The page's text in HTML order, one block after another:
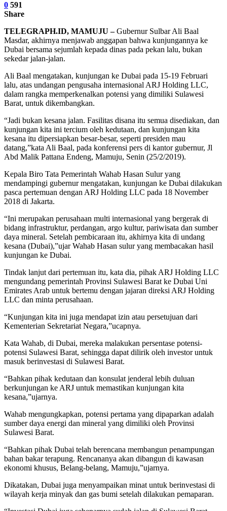
0 591
Share
TELEGRAPH.ID, MAMUJU –Gubernur Sulbar Ali Baal
Masdar, akhirnya menjawab anggapan bahwa kunjungannya ke
Dubai bersama sejumlah kepada dinas pada pekan lalu, bukan
sekedar jalan-jalan.
Ali Baal mengatakan, kunjungan ke Dubai pada 15-19 Februari
lalu, atas undangan pengusaha internasional ARJ Holding LLC,
dalam rangka memperkenalkan potensi yang dimiliki Sulawesi
Barat, untuk dikembangkan.
“Jadi bukan kesana jalan. Fasilitas disana itu semua disediakan, dan
kunjungan kita ini tercium oleh kedutaan, dan kunjungan kita
kesana itu dipersiapkan besar-besar, seperti presiden mau
datang,”kata Ali Baal, pada konferensi pers di kantor gubernur, Jl
Abd Malik Pattana Endeng, Mamuju, Senin (25/2/2019).
Kepala Biro Tata Pemerintah Wahab Hasan Sulur yang
mendampingi gubernur mengatakan, kunjungan ke Dubai dilakukan
pasca pertemuan dengan ARJ Holding LLC pada 18 November
2018 di Jakarta.
“Ini merupakan perusahaan multi internasional yang bergerak di
bidang infrastruktur, perdangan, argo kultur, pariwisata dan sumber
daya mineral. Setelah pembicaraan itu, akhirnya kita di undang
kesana (Dubai),”ujar Wahab Hasan sulur yang membacakan hasil
kunjungan ke Dubai.
Tindak lanjut dari pertemuan itu, kata dia, pihak ARJ Holding LLC
mengundang pemerintah Provinsi Sulawesi Barat ke Dubai Uni
Emirates Arab untuk bertemu dengan jajaran direksi ARJ Holding
LLC dan minta perusahaan.
“Kunjungan kita ini juga mendapat izin atau persetujuan dari
Kementerian Sekretariat Negara,”ucapnya.
Kata Wahab, di Dubai, mereka malakukan persentase potensi-
potensi Sulawesi Barat, sehingga dapat dilirik oleh investor untuk
masuk berinvestasi di Sulawesi Barat.
“Bahkan pihak kedutaan dan konsulat jenderal lebih duluan
berkunjungan ke ARJ untuk memastikan kunjungan kita
kesana,”ujarnya.
Wahab mengungkapkan, potensi pertama yang dipaparkan adalah
sumber daya energi dan mineral yang dimiliki oleh Provinsi
Sulawesi Barat.
“Bahkan pihak Dubai telah berencana membangun penampungan
bahan bakar terapung. Rencananya akan dibangun di kawasan
ekonomi khusus, Belang-belang, Mamuju,”ujarnya.
Dikatakan, Dubai juga menyampaikan minat untuk berinvestasi di
wilayah kerja minyak dan gas bumi setelah dilakukan pemaparan.